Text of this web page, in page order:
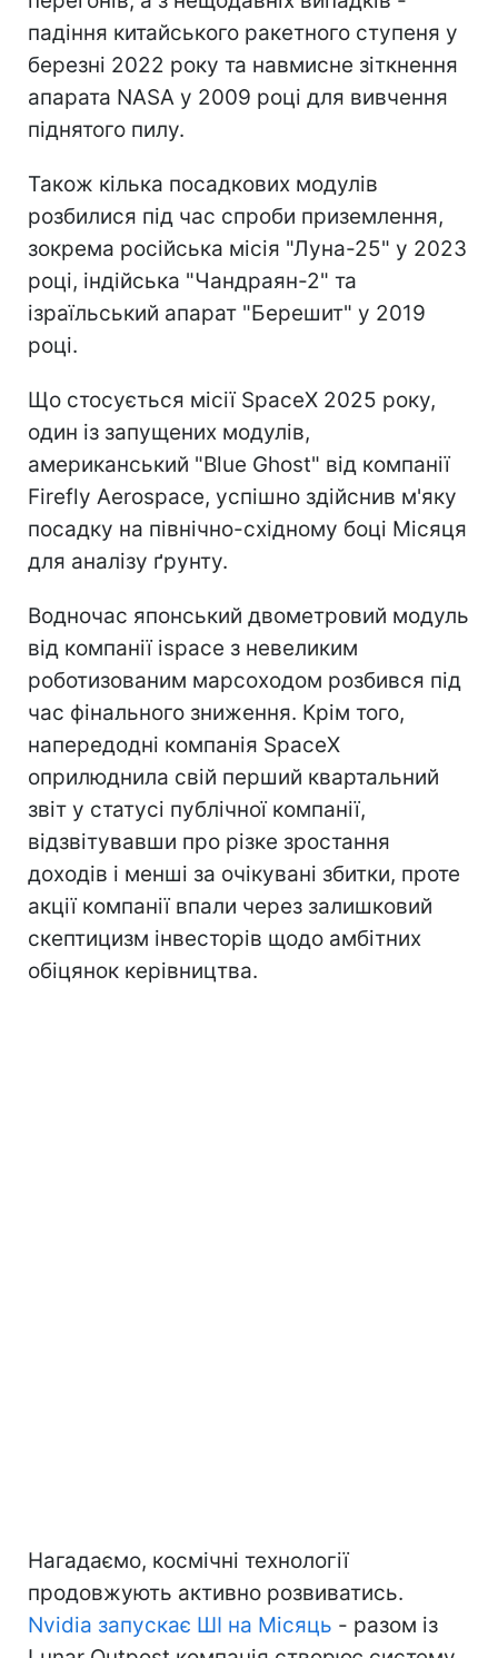
падіння китайського ракетного ступеня у
березні 2022 року та навмисне зіткнення
апарата NASA у 2009 році для вивчення
піднятого пилу.
Також кілька посадкових модулів
розбилися під час спроби приземлення,
зокрема російська місія "Луна-25" у 2023
році, індійська "Чандраян-2" та
ізраїльський апарат "Берешит" у 2019
році.
Що стосується місії SpaceX 2025 року,
один із запущених модулів,
американський "Blue Ghost" від компанії
Firefly Aerospace, успішно здійснив м'яку
посадку на північно-східному боці Місяця
для аналізу ґрунту.
Водночас японський двометровий модуль
від компанії ispace з невеликим
роботизованим марсоходом розбився під
час фінального зниження. Крім того,
напередодні компанія SpaceX
оприлюднила свій перший квартальний
звіт у статусі публічної компанії,
відзвітувавши про різке зростання
доходів і менші за очікувані збитки, проте
акції компанії впали через залишковий
скептицизм інвесторів щодо амбітних
обіцянок керівництва.
Нагадаємо, космічні технології
продовжують активно розвиватись.
Nvidia запускає ШІ на Місяць - разом із